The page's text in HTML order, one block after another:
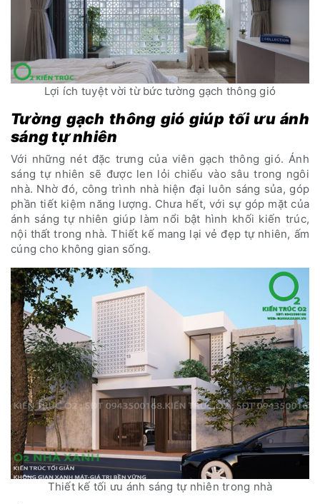
Lợi ích tuyệt vời từ bức tường gạch thông gió
Tường gạch thông gió giúp tối ưu ánh
sáng tự nhiên
Với những nét đặc trưng của viên gạch thông gió. Ánh
sáng tự nhiên sẽ được len lỏi chiếu vào sâu trong ngôi
nhà. Nhờ đó, công trình nhà hiện đại luôn sáng sủa, góp
phần tiết kiệm năng lượng. Chưa hết, với sự góp mặt của
ánh sáng tự nhiên giúp làm nổi bật hình khối kiến trúc,
nội thất trong nhà. Thiết kế mang lại vẻ đẹp tự nhiên, ấm
cúng cho không gian sống.
Thiết kế tối ưu ánh sáng tự nhiên trong nhà